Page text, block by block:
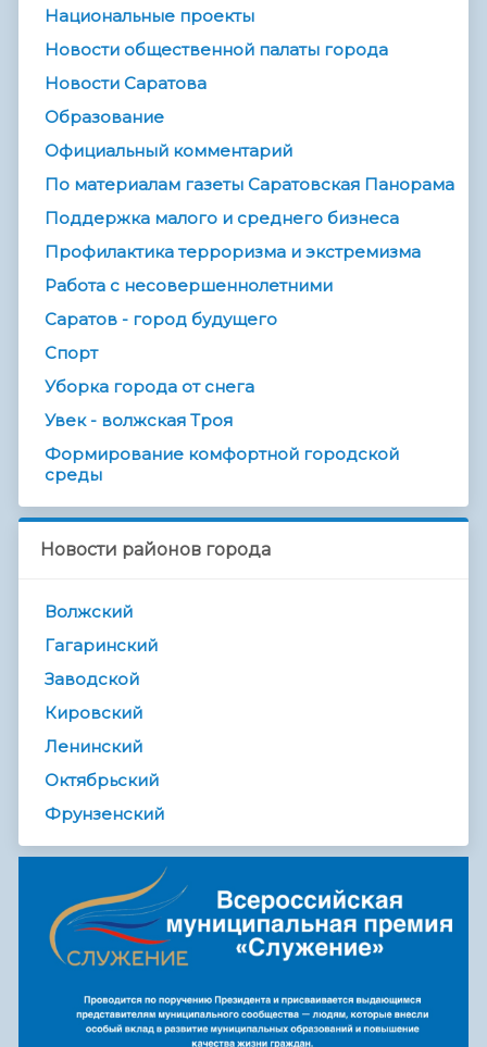
Национальные проекты
Новости общественной палаты города
Новости Саратова
Образование
Официальный комментарий
По материалам газеты Саратовская Панорама
Поддержка малого и среднего бизнеса
Профилактика терроризма и экстремизма
Работа с несовершеннолетними
Саратов - город будущего
Спорт
Уборка города от снега
Увек - волжская Троя
Формирование комфортной городской
среды
Новости районов города
Волжский
Гагаринский
Заводской
Кировский
Ленинский
Октябрьский
Фрунзенский